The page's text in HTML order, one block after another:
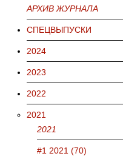
АРХИВ ЖУРНАЛА
СПЕЦВЫПУСКИ
2024
2023
2022
2021
2021
#1 2021 (70)